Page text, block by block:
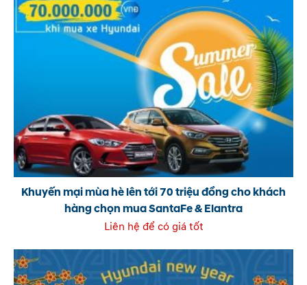
Khuyến mại mùa hè lên tới 70 triệu đồng cho khách
hàng chọn mua SantaFe & Elantra
Liên hệ để có giá tốt